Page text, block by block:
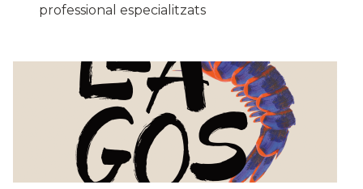
professional especialitzats